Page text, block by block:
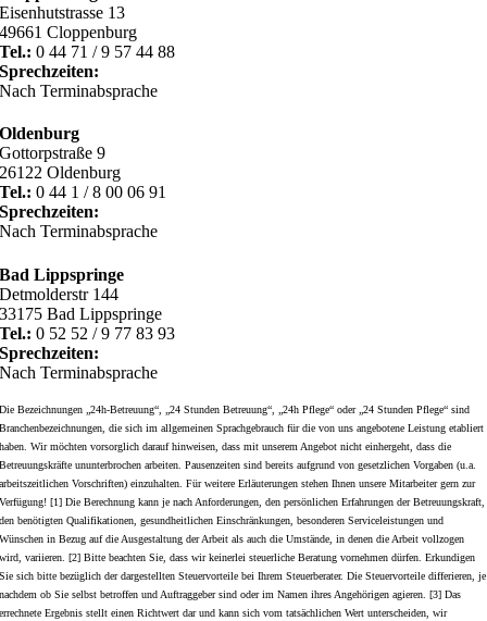
Eisenhutstrasse 13
49661 Cloppenburg
Tel.: 0 44 71 / 9 57 44 88
Sprechzeiten:
Nach Terminabsprache
Oldenburg
Gottorpstraße 9
26122 Oldenburg
Tel.: 0 44 1 / 8 00 06 91
Sprechzeiten:
Nach Terminabsprache
Bad Lippspringe
Detmolderstr 144
33175 Bad Lippspringe
Tel.: 0 52 52 / 9 77 83 93
Sprechzeiten:
Nach Terminabsprache
Die Bezeichnungen „24h-Betreuung“, „24 Stunden Betreuung“, „24h Pflege“ oder „24 Stunden Pflege“ sind
Branchenbezeichnungen, die sich im allgemeinen Sprachgebrauch für die von uns angebotene Leistung etabliert
haben. Wir möchten vorsorglich darauf hinweisen, dass mit unserem Angebot nicht einhergeht, dass die
Betreuungskräfte ununterbrochen arbeiten. Pausenzeiten sind bereits aufgrund von gesetzlichen Vorgaben (u.a.
arbeitszeitlichen Vorschriften) einzuhalten. Für weitere Erläuterungen stehen Ihnen unsere Mitarbeiter gern zur
Verfügung! [1] Die Berechnung kann je nach Anforderungen, den persönlichen Erfahrungen der Betreuungskraft,
den benötigten Qualifikationen, gesundheitlichen Einschränkungen, besonderen Serviceleistungen und
Wünschen in Bezug auf die Ausgestaltung der Arbeit als auch die Umstände, in denen die Arbeit vollzogen
wird, variieren. [2] Bitte beachten Sie, dass wir keinerlei steuerliche Beratung vornehmen dürfen. Erkundigen
Sie sich bitte bezüglich der dargestellten Steuervorteile bei Ihrem Steuerberater. Die Steuervorteile differieren, je
nachdem ob Sie selbst betroffen und Auftraggeber sind oder im Namen ihres Angehörigen agieren. [3] Das
errechnete Ergebnis stellt einen Richtwert dar und kann sich vom tatsächlichen Wert unterscheiden, wir